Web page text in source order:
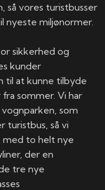
så vores turistbusser
nyeste miljønormer.
sikkerhed og
kunder
til at kunne tilbyde
sommer. Vi har
vognparken, som
turistbus, så vi
to helt nye
der en
tre nye